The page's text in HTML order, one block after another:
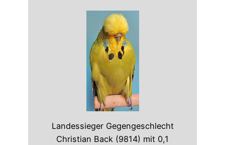
Landessieger Gegengeschlecht
Christian Back (9814) mit 0,1